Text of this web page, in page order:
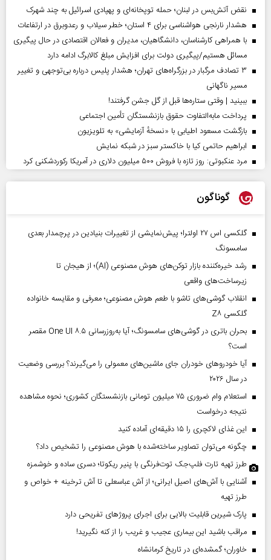
نقض آتش‌بس در لبنان؛ حمله توپخانه‌ای و پهپادی اسرائیل به چند شهرک
هشدار نارنجی هواشناسی برای ۴ استان؛ خطر سیلاب و رعدوبرق در ارتفاعات
با همراهی کارشناسان، دانشگاهیان، مدیران و فعالان اقتصادی در حال پیگیری
مسائل هستیم/پیگیری دولت برای افزایش مبلغ کالابرگ ادامه دارد
۳ تصادف مرگبار در بزرگراه‌های تهران؛ هشدار پلیس درباره بی‌توجهی و تغییر
مسیر ناگهانی
ببینید | وقتی ستاره‌ها قبل از گل جشن گرفتند!
پرداخت مابه‌التفاوت حقوق بازنشستگان تأمین اجتماعی
بازگشت مسعود اطیابی با «نسخهٔ آزمایشی» به تلویزیون
ابراهیم حاتمی کیا با خاکستر سبز در شبکه نمایش
مرد عنکبوتی: روز تازه با فروش ۵۰۰ میلیون دلاری در آمریکا رکوردشکنی کرد
گوناگون
گلکسی اس ۲۷ اولترا؛ پیش‌نمایشی از تغییرات بنیادین در پرچمدار بعدی
سامسونگ
رشد خیره‌کننده بازار توکن‌های هوش مصنوعی (AI)؛ از هیجان تا
زیرساخت‌های واقعی
انقلاب گوشی‌های تاشو‌ با طعم هوش مصنوعی؛ معرفی و مقایسه خانواده
گلکسی Z۸
بحران باتری در گوشی‌های سامسونگ؛ آیا به‌روزرسانی One UI ۸.۵ مقصر
است؟
آیا خودروهای خودران جای ماشین‌های معمولی را می‌گیرند؟ بررسی وضعیت
در سال ۲۰۲۶
استعلام وام ضروری ۷۵ میلیون تومانی بازنشستگان کشوری؛ نحوه مشاهده
نتیجه درخواست
این غذای لاکچری را ۱۵ دقیقه‌ای آماده کنید
چگونه می‌توان تصاویر ساخته‌شده با هوش مصنوعی را تشخیص داد؟
طرز تهیه تارت فلپ‌جک توت‌فرنگی با پنیر ریکوتا؛ دسری ساده و خوشمزه
آشنایی با آش‌های اصیل ایرانی؛ از آش عباسعلی تا آش ترخینه + خواص و
طرز تهیه
پارک شیرین قابلیت‌ بالایی برای اجرای پروژهای تفریحی دارد
مراقب باشید این بیماری عجیب و غریب را از کنه نگیرید!
خاوران؛ گمشده‌ای در تاریخ کرمانشاه